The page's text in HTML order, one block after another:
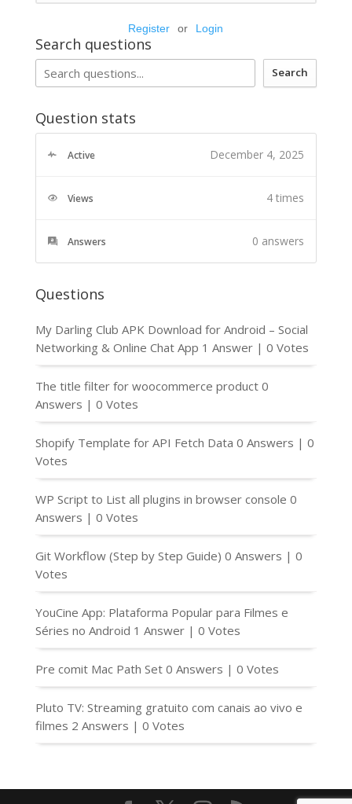
Register or Login
Search questions
Search
Question stats
Active December 4, 2025
Views 4 times
Answers 0 answers
Questions
My Darling Club APK Download for Android – Social
Networking & Online Chat App 1 Answer | 0 Votes
The title filter for woocommerce product 0
Answers | 0 Votes
Shopify Template for API Fetch Data 0 Answers | 0
Votes
WP Script to List all plugins in browser console 0
Answers | 0 Votes
Git Workflow (Step by Step Guide) 0 Answers | 0
Votes
YouCine App: Plataforma Popular para Filmes e
Séries no Android 1 Answer | 0 Votes
Pre comit Mac Path Set 0 Answers | 0 Votes
Pluto TV: Streaming gratuito com canais ao vivo e
filmes 2 Answers | 0 Votes